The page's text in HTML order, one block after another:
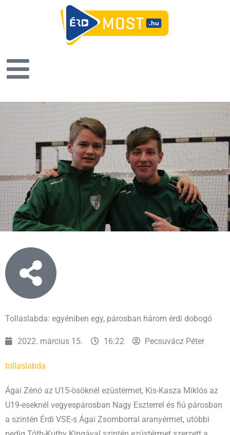
Tollaslabda: egyéniben egy, párosban három érdi dobogó
2022. március 15. 16:22 Pecsuvácz Péter
tollaslabda
Ágai Zénó az U15-ösöknél ezüstérmet, Kis-Kasza Miklós az
U19-eseknél vegyespárosban Nagy Eszterrel és fiú párosban
a szintén Érdi VSE-s Ágai Zsomborral aranyérmet, utóbbi